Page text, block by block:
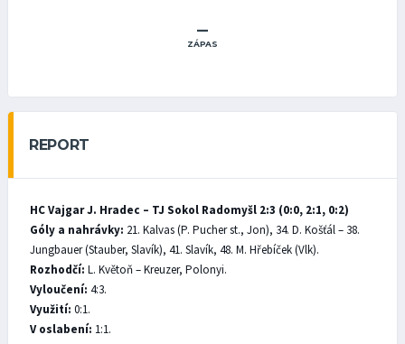
–
ZÁPAS
REPORT
HC Vajgar J. Hradec – TJ Sokol Radomyšl 2:3 (0:0, 2:1, 0:2)
Góly a nahrávky: 21. Kalvas (P. Pucher st., Jon), 34. D. Košťál – 38.
Jungbauer (Stauber, Slavík), 41. Slavík, 48. M. Hřebíček (Vlk).
Rozhodčí: L. Květoň –Kreuzer, Polonyi.
Vyloučení: 4:3.
Využití: 0:1.
V oslabení: 1:1.